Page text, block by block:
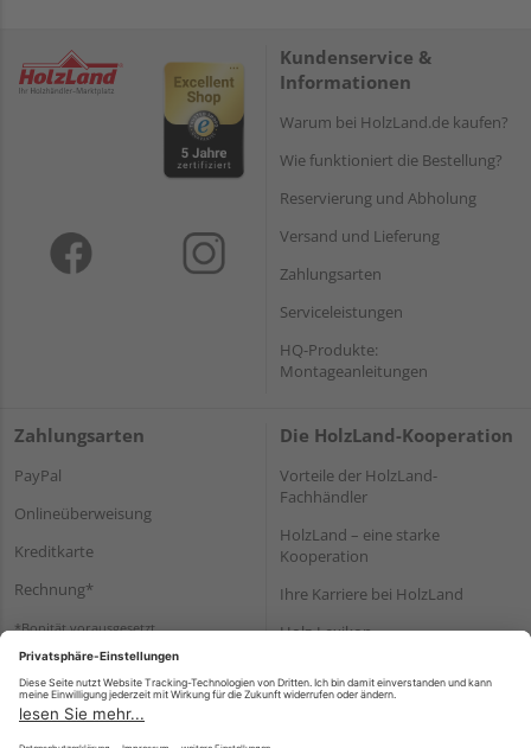
Kundenservice &
Informationen
Warum bei HolzLand.de kaufen?
Wie funktioniert die Bestellung?
Reservierung und Abholung
Versand und Lieferung
Zahlungsarten
Serviceleistungen
HQ-Produkte:
Montageanleitungen
Zahlungsarten
PayPal
Onlineüberweisung
Kreditkarte
Rechnung*
*Bonität vorausgesetzt
Die HolzLand-Kooperation
Vorteile der HolzLand-
Fachhändler
HolzLand – eine starke
Kooperation
Ihre Karriere bei HolzLand
Holz-Lexikon